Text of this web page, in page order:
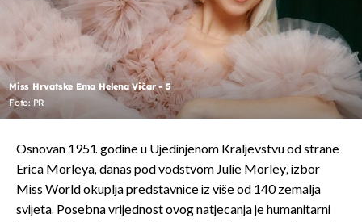
Miss Hrvatske Ema Helena Vičar - 5
Foto: PR
Osnovan 1951. godine u Ujedinjenom Kraljevstvu od strane
Erica Morleya, danas pod vodstvom Julie Morley, izbor
Miss World okuplja predstavnice iz više od 140 zemalja
svijeta. Posebna vrijednost ovog natjecanja je humanitarni